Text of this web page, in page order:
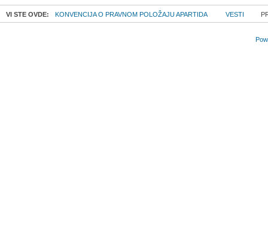
VI STE OVDE: KONVENCIJA O PRAVNOM POLOŽAJU APARTIDA VESTI